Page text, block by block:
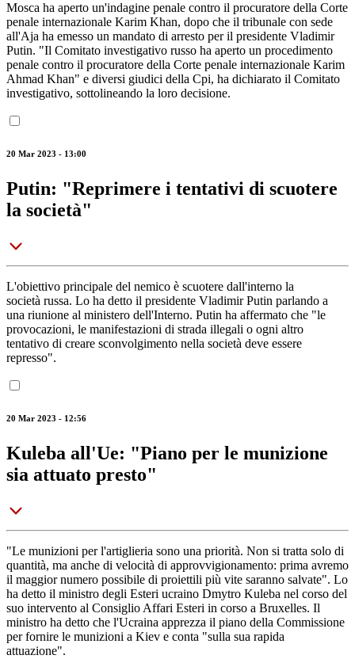
Mosca ha aperto un'indagine penale contro il procuratore della Corte
penale internazionale Karim Khan, dopo che il tribunale con sede
all'Aja ha emesso un mandato di arresto per il presidente Vladimir
Putin. "Il Comitato investigativo russo ha aperto un procedimento
penale contro il procuratore della Corte penale internazionale Karim
Ahmad Khan" e diversi giudici della Cpi, ha dichiarato il Comitato
investigativo, sottolineando la loro decisione.
20 Mar 2023 - 13:00
Putin: "Reprimere i tentativi di scuotere
la società"
L'obiettivo principale del nemico è scuotere dall'interno la
società russa. Lo ha detto il presidente Vladimir Putin parlando a
una riunione al ministero dell'Interno. Putin ha affermato che "le
provocazioni, le manifestazioni di strada illegali o ogni altro
tentativo di creare sconvolgimento nella società deve essere
represso".
20 Mar 2023 - 12:56
Kuleba all'Ue: "Piano per le munizione
sia attuato presto"
"Le munizioni per l'artiglieria sono una priorità. Non si tratta solo di
quantità, ma anche di velocità di approvvigionamento: prima avremo
il maggior numero possibile di proiettili più vite saranno salvate". Lo
ha detto il ministro degli Esteri ucraino Dmytro Kuleba nel corso del
suo intervento al Consiglio Affari Esteri in corso a Bruxelles. Il
ministro ha detto che l'Ucraina apprezza il piano della Commissione
per fornire le munizioni a Kiev e conta "sulla sua rapida
attuazione".